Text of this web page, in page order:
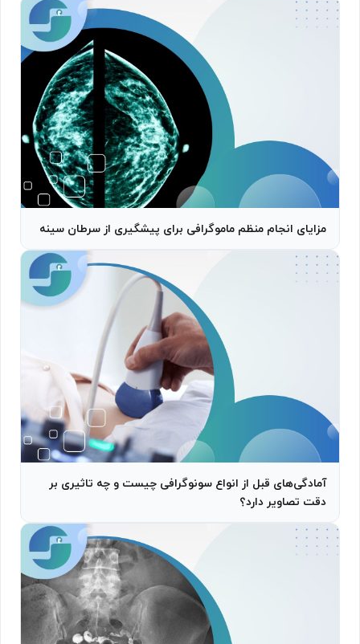
مزایای انجام منظم ماموگرافی برای پیشگیری از سرطان سینه
آمادگی‌های قبل از انواع سونوگرافی چیست و چه تاثیری بر
دقت تصاویر دارد؟